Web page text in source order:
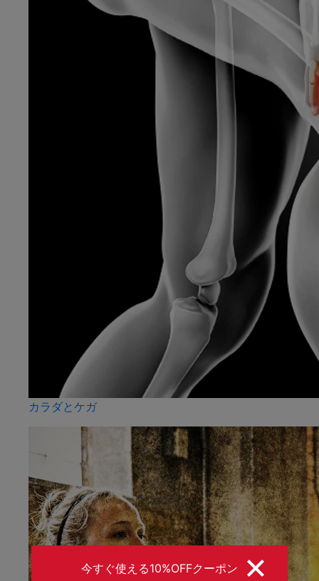
今すぐ使える10%OFFクーポン
カラダとケガ